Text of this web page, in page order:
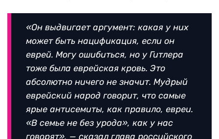
«Он выдвигает аргумент: какая у них
может быть нацификация, если он
еврей. Могу ошибиться, но у Гитлера
тоже была еврейская кровь. Это
абсолютно ничего не значит. Мудрый
еврейский народ говорит, что самые
ярые антисемиты, как правило, евреи.
«В семье не без урода», как у нас
говорят», — сказал глава российского